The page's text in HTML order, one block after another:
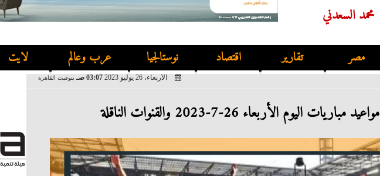
محمد السعدني
مصر تقارير اقتصاد نوستالجيا عرب وعالم لايت
الأربعاء، 26 يوليو 2023 03:07 صـ بتوقيت القاهرة
مواعيد مباريات اليوم الأربعاء 26-7-2023 والقنوات الناقلة